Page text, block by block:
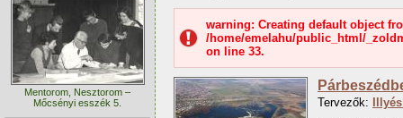
Mentorom, Nesztorom –
Mőcsényi esszék 5.
warning: Creating default object
/home/emelahu/public_html/
on line 33.
Tervezők: